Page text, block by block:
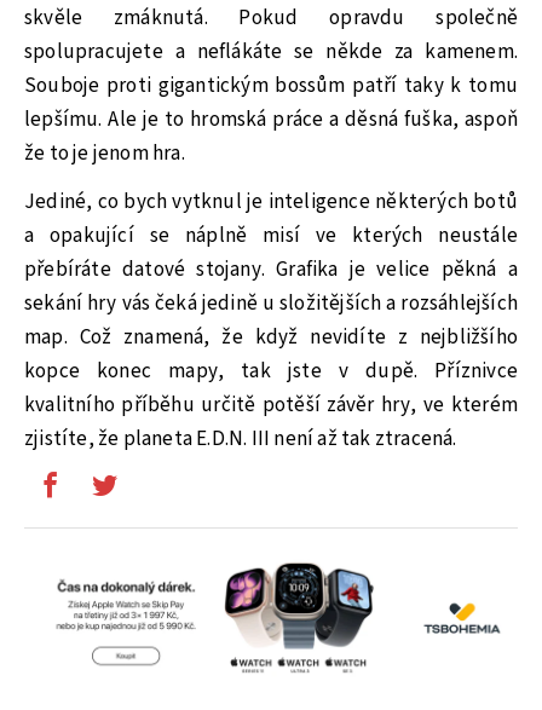
skvěle zmáknutá. Pokud opravdu společně
spolupracujete a neflákáte se někde za kamenem.
Souboje proti gigantickým bossům patří taky k tomu
lepšímu. Ale je to hromská práce a děsná fuška, aspoň
že to je jenom hra.
Jediné, co bych vytknul je inteligence některých botů
a opakující se náplně misí ve kterých neustále
přebíráte datové stojany. Grafika je velice pěkná a
sekání hry vás čeká jedině u složitějších a rozsáhlejších
map. Což znamená, že když nevidíte z nejbližšího
kopce konec mapy, tak jste v dupě. Příznivce
kvalitního příběhu určitě potěší závěr hry, ve kterém
zjistíte, že planeta E.D.N. III není až tak ztracená.